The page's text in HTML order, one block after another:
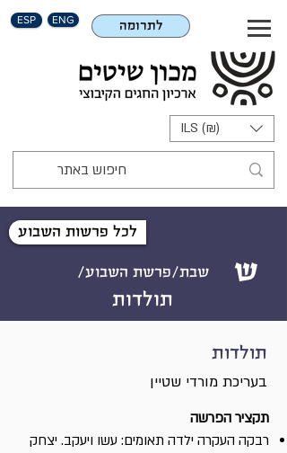
ESP ENG לתרומה
ILS (₪)
לכל פרשות השבוע
שבת/פרשת השבוע/
תולדות
ש
תולדות
בעריכת מורדי שטיין
תקציר הפרשה
רבקה העקרה ילדה תאומים: עשו ויעקב. יצחק